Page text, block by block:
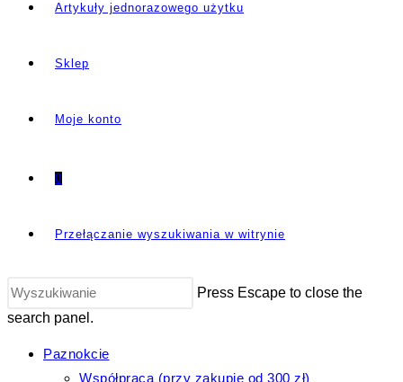
Artykuły jednorazowego użytku
Sklep
Moje konto
0
Przełączanie wyszukiwania w witrynie
Press Escape to close the
search panel.
Paznokcie
Współpraca (przy zakupie od 300 zł)